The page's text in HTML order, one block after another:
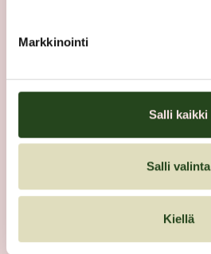
Markkinointi
Salli kaikki
Salli valinta
Kiellä